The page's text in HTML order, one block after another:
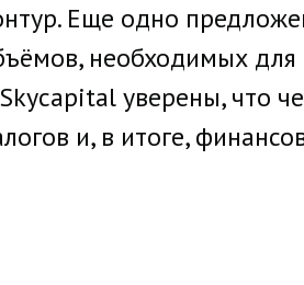
Еще одно
необходимых для
уверены, что
и, в итоге,